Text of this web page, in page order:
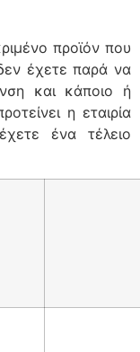
προϊόν που
έχετε παρά να
και κάποιο ή
η εταιρία
ένα τέλειο